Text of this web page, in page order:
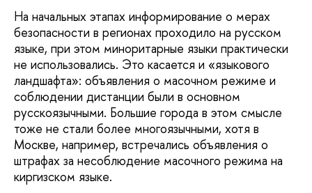
На начальных этапах информирование о мерах
безопасности в регионах проходило на русском
языке, при этом миноритарные языки практически
не использовались. Это касается и «языкового
ландшафта»: объявления о масочном режиме и
соблюдении дистанции были в основном
русскоязычными. Большие города в этом смысле
тоже не стали более многоязычными, хотя в
Москве, например, встречались объявления о
штрафах за несоблюдение масочного режима на
киргизском языке.